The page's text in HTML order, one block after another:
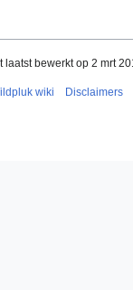
laatst bewerkt op 2 mrt
wiki Disclaimers